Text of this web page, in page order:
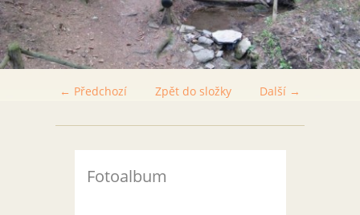
← Předchozí Další →
Zpět do složky
Fotoalbum